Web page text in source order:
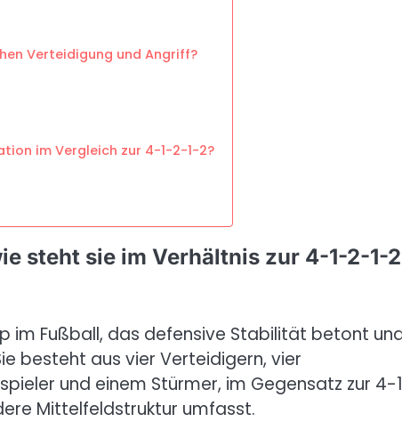
Verteidigung und Angriff?
im Vergleich zur 4-1-2-1-2?
steht sie im Verhältnis zur 4-1-2-1-
im Fußball, das defensive Stabilität betont
besteht aus vier Verteidigern, vier
und einem Stürmer, im Gegensatz zur 4-
Mittelfeldstruktur umfasst.